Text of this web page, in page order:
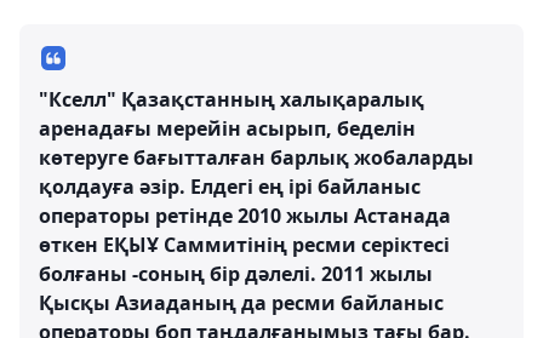
"Кселл" Қазақстанның халықаралық
аренадағы мерейін асырып, беделін
көтеруге бағытталған барлық жобаларды
қолдауға әзір. Елдегі ең ірі байланыс
операторы ретінде 2010 жылы Астанада
өткен ЕҚЫҰ Саммитінің ресми серіктесі
болғаны -соның бір дәлелі. 2011 жылы
Қысқы Азиаданың да ресми байланыс
операторы боп таңдалғанымыз тағы бар.